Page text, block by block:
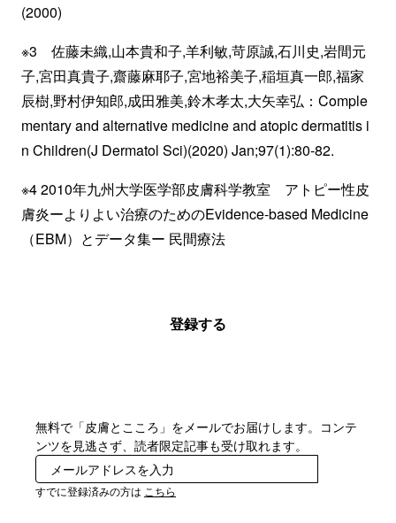
(2000)
※3 佐藤未織,山本貴和子,羊利敏,苛原誠,石川史,岩間元
子,宮田真貴子,齋藤麻耶子,宮地裕美子,稲垣真一郎,福家
辰樹,野村伊知郎,成田雅美,鈴木孝太,大矢幸弘：Comple
mentary and alternative medicine and atopic dermatitis i
n Children(J Dermatol Sci)(2020) Jan;97(1):80-82.
※4 2010年九州大学医学部皮膚科学教室 アトピー性皮
膚炎ーよりよい治療のためのEvidence-based Medicine
（EBM）とデータ集ー 民間療法
登録する
無料で「皮膚とこころ」をメールでお届けします。コンテ
ンツを見逃さず、読者限定記事も受け取れます。
すでに登録済みの方は こちら